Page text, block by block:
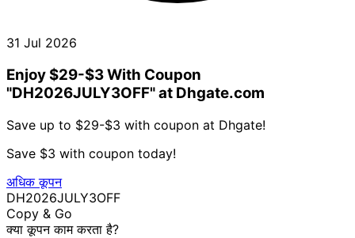
31 Jul 2026
Enjoy $29-$3 With Coupon
"DH2026JULY3OFF" at Dhgate.com
Save up to $29-$3 with coupon at Dhgate!
Save $3 with coupon today!
अधिक कूपन
DH2026JULY3OFF
Copy & Go
क्या कूपन काम करता है?